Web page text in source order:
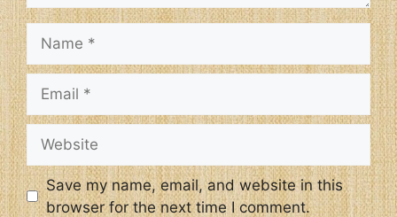
Save my name, email, and website in this
browser for the next time I comment.